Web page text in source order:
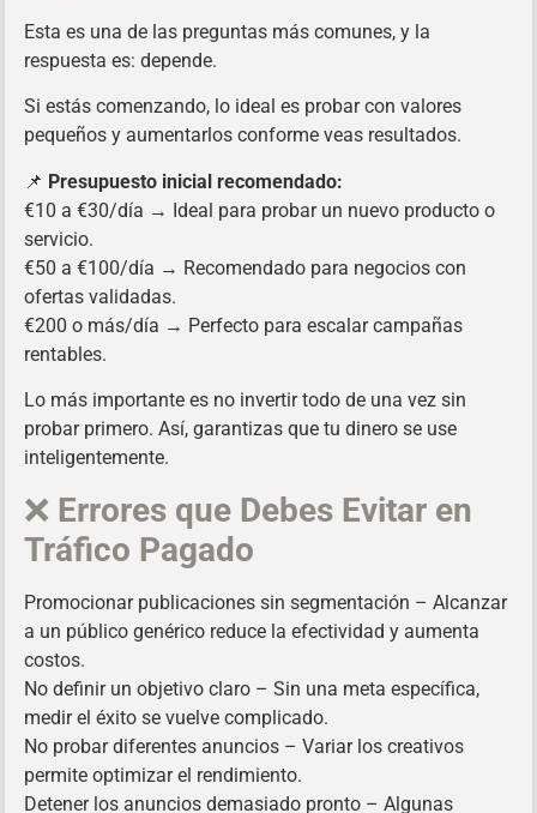
Esta es una de las preguntas más comunes, y la
respuesta es: depende.
Si estás comenzando, lo ideal es probar con valores
pequeños y aumentarlos conforme veas resultados.
📌 Presupuesto inicial recomendado:
€10 a €30/día → Ideal para probar un nuevo producto o
servicio.
€50 a €100/día → Recomendado para negocios con
ofertas validadas.
€200 o más/día → Perfecto para escalar campañas
rentables.
Lo más importante es no invertir todo de una vez sin
probar primero. Así, garantizas que tu dinero se use
inteligentemente.
❌ Errores que Debes Evitar en
Tráfico Pagado
Promocionar publicaciones sin segmentación – Alcanzar
a un público genérico reduce la efectividad y aumenta
costos.
No definir un objetivo claro – Sin una meta específica,
medir el éxito se vuelve complicado.
No probar diferentes anuncios – Variar los creativos
permite optimizar el rendimiento.
Detener los anuncios demasiado pronto – Algunas